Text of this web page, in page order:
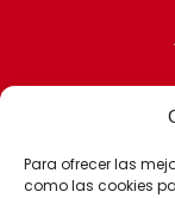
Para ofrecer las
como las cookies